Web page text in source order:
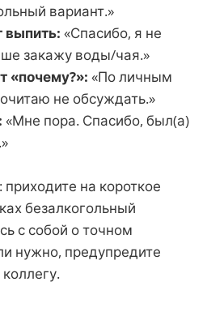
вариант.»
выпить: «Спасибо, я не
закажу воды/чая.»
«почему?»: «По личным
не обсуждать.»
«Мне пора. Спасибо, был(а)
на короткое
безалкогольный
с собой о точном
нужно, предупредите